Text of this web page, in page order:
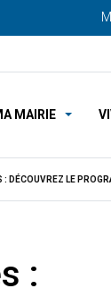
MAIRIE
: DÉCOUVREZ LE
: